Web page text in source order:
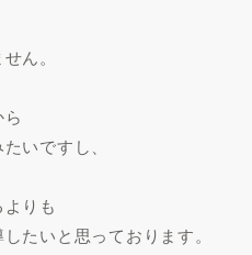
ん。
いですし、
りも
たいと思っております。